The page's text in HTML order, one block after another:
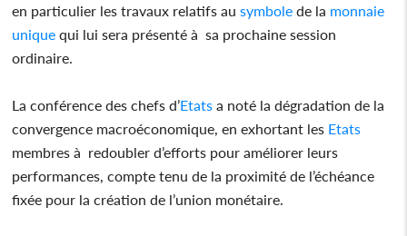
en particulier les travaux relatifs ausymbole de la monnaie
unique qui lui sera présenté à sa prochaine session
ordinaire.
La conférence des chefs d’Etats a noté la dégradation de la
convergence macroéconomique, en exhortant les Etats
membres à redoubler d’efforts pour améliorer leurs
performances, compte tenu de la proximité de l’échéance
fixée pour la création de l’union monétaire.